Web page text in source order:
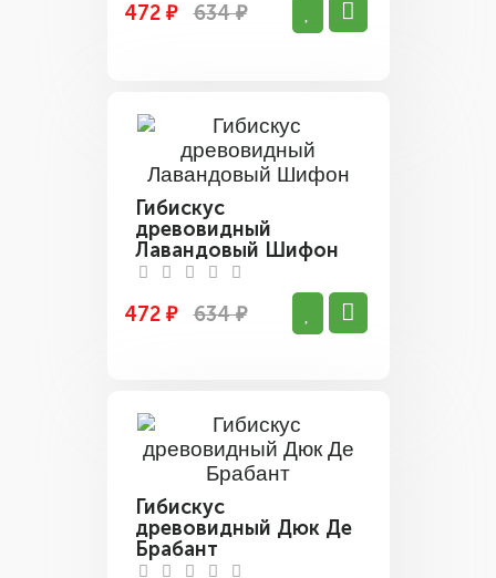
472 ₽ 634 ₽
Гибискус
древовидный
Лавандовый Шифон
472 ₽ 634 ₽
Гибискус
древовидный Дюк Де
Брабант